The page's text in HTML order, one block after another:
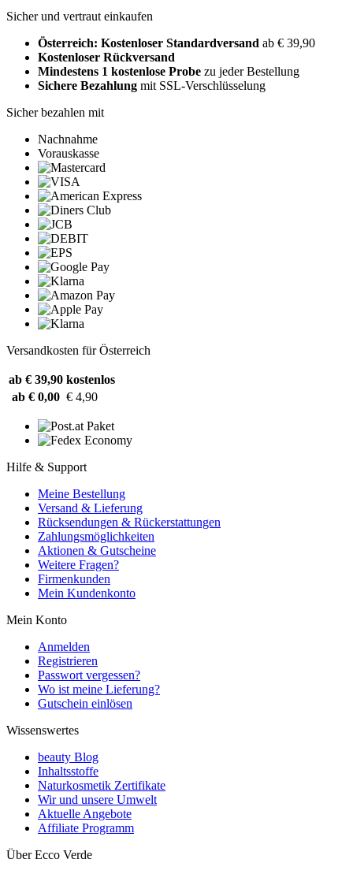
Sicher und vertraut einkaufen
Österreich: Kostenloser Standardversand ab € 39,90
Kostenloser Rückversand
Mindestens 1 kostenlose Probe zu jeder Bestellung
Sichere Bezahlung mit SSL-Verschlüsselung
Sicher bezahlen mit
Nachnahme
Vorauskasse
Versandkosten für Österreich
ab € 39,90 kostenlos
ab € 0,00 € 4,90
Hilfe & Support
Meine Bestellung
Versand & Lieferung
Rücksendungen & Rückerstattungen
Zahlungsmöglichkeiten
Aktionen & Gutscheine
Weitere Fragen?
Firmenkunden
Mein Kundenkonto
Mein Konto
Anmelden
Registrieren
Passwort vergessen?
Wo ist meine Lieferung?
Gutschein einlösen
Wissenswertes
beauty Blog
Inhaltsstoffe
Naturkosmetik Zertifikate
Wir und unsere Umwelt
Aktuelle Angebote
Affiliate Programm
Über Ecco Verde